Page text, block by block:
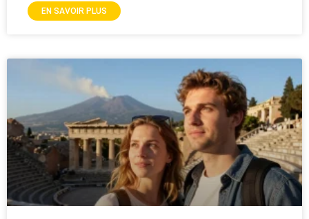
EN SAVOIR PLUS